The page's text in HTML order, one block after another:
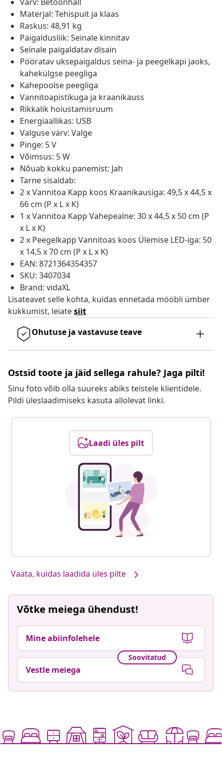
Materjal: Tehispuit ja klaas
Raskus: 48,91 kg
Paigaldusliik: Seinale kinnitav
Seinale paigaldatav disain
Pööratav uksepaigaldus seina- ja peegelkapi jaoks,
kahekülgse peegliga
Kahepoolse peegliga
Vannitoapistikuga ja kraanikauss
Rikkalik hoiustamisruum
Energiaallikas: USB
Valguse värv: Valge
Pinge: 5 V
Võimsus: 5 W
Nõuab kokku panemist: Jah
Tarne sisaldab:
2 x Vannitoa Kapp koos Kraanikausiga: 49,5 x 44,5 x
66 cm (P x L x K)
1 x Vannitoa Kapp Vahepealne: 30 x 44,5 x 50 cm (P
x L x K)
2 x Peegelkapp Vannitoas koos Ülemise LED-iga: 50
x 14,5 x 70 cm (P x L x K)
EAN: 8721364354357
SKU: 3407034
Brand: vidaXL
Lisateavet selle kohta, kuidas ennetada mööbli ümber
kukkumist, leiatesiit
Ohutuse ja vastavuse teave
Ostsid toote ja jäid sellega rahule? Jaga pilti!
Sinu foto võib olla suureks abiks teistele klientidele.
Pildi üleslaadimiseks kasuta allolevat linki.
Laadi üles pilt
Vaata, kuidas laadida üles pilte
Võtke meiega ühendust!
Mine abiinfolehele
Soovitatud
Vestle meiega